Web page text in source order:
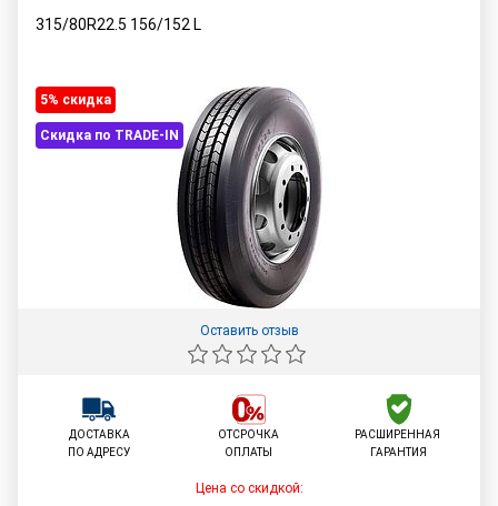
315/80R22.5 156/152 L
5% cкидка
Скидка по TRADE-IN
Оставить отзыв
ДОСТАВКА
ПО АДРЕСУ
ОТСРОЧКА
ОПЛАТЫ
РАСШИРЕННАЯ
ГАРАНТИЯ
Цена со скидкой: